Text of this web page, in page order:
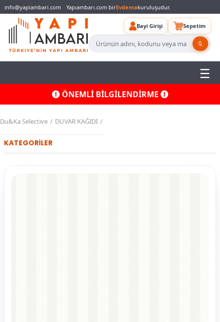
info@yapiambari.com Yapıambarı.com birEvdemakuruluşudur.
Bayi Girişi Sepetim
ÖNEMLİ BİLGİLENDİRME
Du&Ka Selective DUVAR KAĞIDI
KATEGORİLER